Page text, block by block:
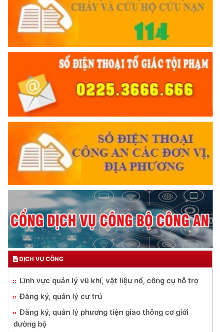
DỊCH VỤ CÔNG
Lĩnh vực quản lý vũ khí, vật liệu nổ, công cụ hỗ trợ
Đăng ký, quản lý cư trú
Đăng ký, quản lý phương tiện giao thông cơ giới
đường bộ